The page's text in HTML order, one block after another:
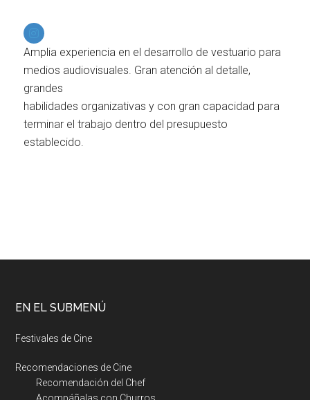
Amplia experiencia en el desarrollo de vestuario para
medios audiovisuales. Gran atención al detalle,
grandes
habilidades organizativas y con gran capacidad para
terminar el trabajo dentro del presupuesto
establecido.
EN EL SUBMENÚ
Festivales de Cine
Recomendaciones de Cine
Recomendación del Chef